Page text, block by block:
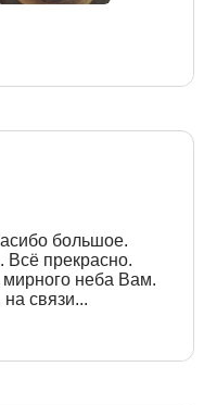
большое.
Всё прекрасно.
мирного неба Вам.
связи...